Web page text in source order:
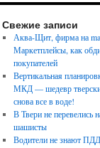
Свежие записи
Аква-Щит, фирма на
Маркетплейсы, как
покупателей
Вертикальная
МКД — шедевр
снова все в воде!
В Твери не перевелись
шашисты
Водители не знают ПДД